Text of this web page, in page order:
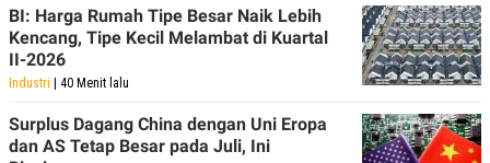
BI: Harga Rumah Tipe Besar Naik Lebih
Kencang, Tipe Kecil Melambat di Kuartal
II-2026
Industri | 40 Menit lalu
Surplus Dagang China dengan Uni Eropa
dan AS Tetap Besar pada Juli, Ini